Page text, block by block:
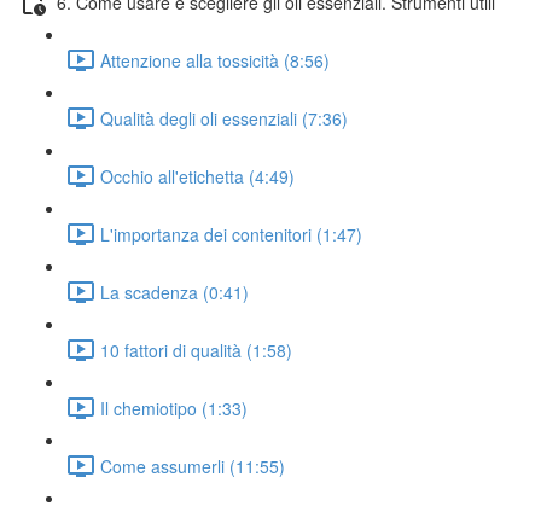
Attenzione alla tossicità (8:56)
Qualità degli oli essenziali (7:36)
Occhio all'etichetta (4:49)
L'importanza dei contenitori (1:47)
La scadenza (0:41)
10 fattori di qualità (1:58)
Il chemiotipo (1:33)
Come assumerli (11:55)